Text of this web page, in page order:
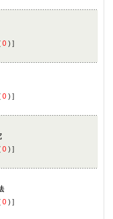
0 ) ]
0 ) ]
0 ) ]
0 ) ]